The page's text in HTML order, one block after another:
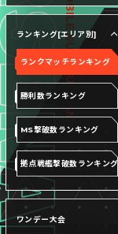
ランキング[エリア別]
ランクマッチランキング
勝利数ランキング
MS撃破数ランキング
拠点戦艦撃破数ランキング
ワンデー大会